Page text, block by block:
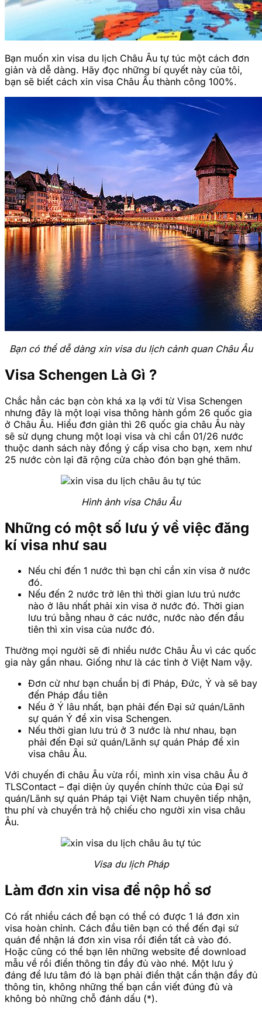
Bạn muốn xin visa du lịch Châu Âu tự túc một cách đơn
giản và dễ dàng. Hãy đọc những bí quyết này của tôi,
bạn sẽ biết cách xin visa Châu Âu thành công 100%.
Bạn có thể dễ dàng xin visa du lịch cảnh quan Châu Âu
Visa Schengen Là Gì ?
Chắc hẳn các bạn còn khá xa lạ với từ Visa Schengen
nhưng đây là một loại visa thông hành gồm 26 quốc gia
ở Châu Âu. Hiểu đơn giản thì 26 quốc gia châu Âu này
sẽ sử dụng chung một loại visa và chỉ cần 01/26 nước
thuộc danh sách này đồng ý cấp visa cho bạn, xem như
25 nước còn lại đã rộng cửa chào đón bạn ghé thăm.
Hình ảnh visa Châu Âu
Những có một số lưu ý về việc đăng
kí visa như sau
Nếu chỉ đến 1 nước thì bạn chỉ cần xin visa ở nước
đó.
Nếu đến 2 nước trở lên thì thời gian lưu trú nước
nào ở lâu nhất phải xin visa ở nước đó. Thời gian
lưu trú bằng nhau ở các nước, nước nào đến đầu
tiên thì xin visa của nước đó.
Thường mọi người sẽ đi nhiều nước Châu Âu vì các quốc
gia này gần nhau. Giống như là các tỉnh ở Việt Nam vậy.
Đơn cử như bạn chuẩn bị đi Pháp, Đức, Ý và sẽ bay
đến Pháp đầu tiên
Nếu ở Ý lâu nhất, bạn phải đến Đại sứ quán/Lãnh
sự quán Ý để xin visa Schengen.
Nếu thời gian lưu trú ở 3 nước là như nhau, bạn
phải đến Đại sứ quán/Lãnh sự quán Pháp để xin
visa châu Âu.
Với chuyến đi châu Âu vừa rồi, mình xin visa châu Âu ở
TLSContact – đại diện ủy quyền chính thức của Đại sứ
quán/Lãnh sự quán Pháp tại Việt Nam chuyên tiếp nhận,
thu phí và chuyển trả hộ chiếu cho người xin visa châu
Âu.
Visa du lịch Pháp
Làm đơn xin visa để nộp hồ sơ
Có rất nhiều cách để bạn có thể có được 1 lá đơn xin
visa hoàn chỉnh. Cách đầu tiên bạn có thể đến đại sứ
quán để nhận lá đơn xin visa rồi điền tất cả vào đó.
Hoặc cũng có thể bạn lên những website để download
mẫu về rồi điền thông tin đầy đủ vào nhé. Một lưu ý
đáng để lưu tâm đó là bạn phải điền thật cẩn thận đầy đủ
thông tin, không những thế bạn cần viết đúng đủ và
không bỏ những chỗ đánh dấu (*).